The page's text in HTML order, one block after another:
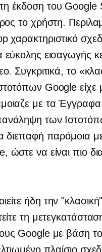
έκδοση του Google
το χρήστη.
χαρακτηριστικό
εύκολης εισαγωγής
Συγκριτικά, το
Google είχε
με τα
των
διεπαφή παρόμοια με
να είναι πιο
ήδη την
τη
Google με βάση
πλαίσιο